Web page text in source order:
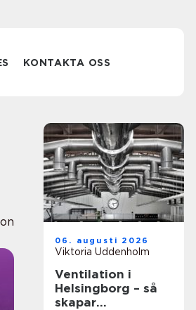
KONTAKTA OSS
06. augusti 2026
Viktoria Uddenholm
Ventilation i
Helsingborg – så
skapar